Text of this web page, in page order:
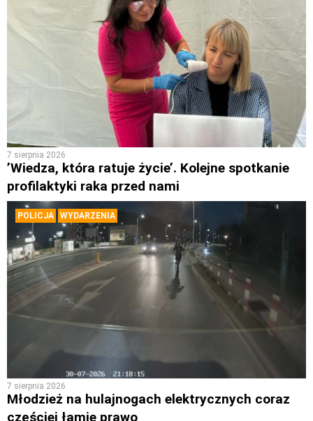
7 sierpnia 2026
’Wiedza, która ratuje życie’. Kolejne spotkanie
profilaktyki raka przed nami
POLICJA WYDARZENIA
7 sierpnia 2026
Młodzież na hulajnogach elektrycznych coraz
częściej łamie prawo